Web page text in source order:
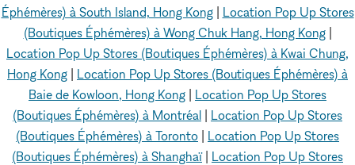
Éphémères) à South Island, Hong Kong| Location Pop Up Stores
(Boutiques Éphémères) à Wong Chuk Hang, Hong Kong|
Location Pop Up Stores (Boutiques Éphémères) à Kwai Chung,
Hong Kong
Location Pop Up Stores (Boutiques Éphémères) à
Baie de Kowloon, Hong Kong
Location Pop Up Stores
(Boutiques Éphémères) à Montréal
Location Pop Up Stores
(Boutiques Éphémères) à Toronto
Location Pop Up Stores
(Boutiques Éphémères) à Shanghaï| Location Pop Up Stores